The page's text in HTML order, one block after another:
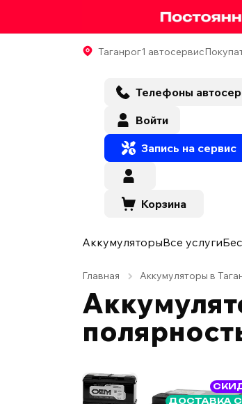
Таганрог1 автосервис
Телефоны
Войти
Запись на сервис
Корзина
АккумуляторыВсе услуги
Главная Аккумуляторы в
ДОСТАВКА